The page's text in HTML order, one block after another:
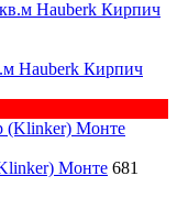
Hauberk Кирпич
Монте 681